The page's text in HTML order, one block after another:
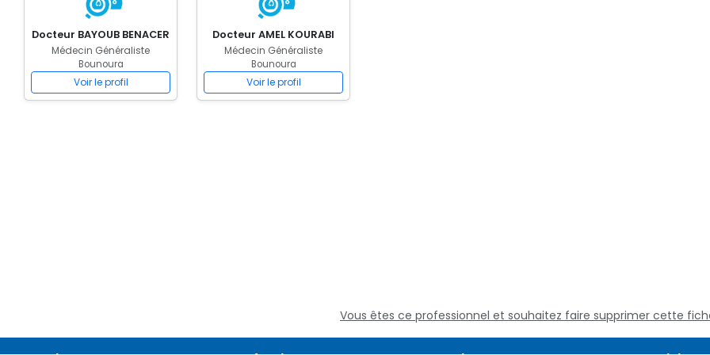
Docteur BAYOUB BENACER
Médecin Généraliste
Bounoura
Voir le profil
Docteur AMEL KOURABI
Médecin Généraliste
Bounoura
Voir le profil
Vous êtes ce professionnel et souhaitez faire supprimer cette